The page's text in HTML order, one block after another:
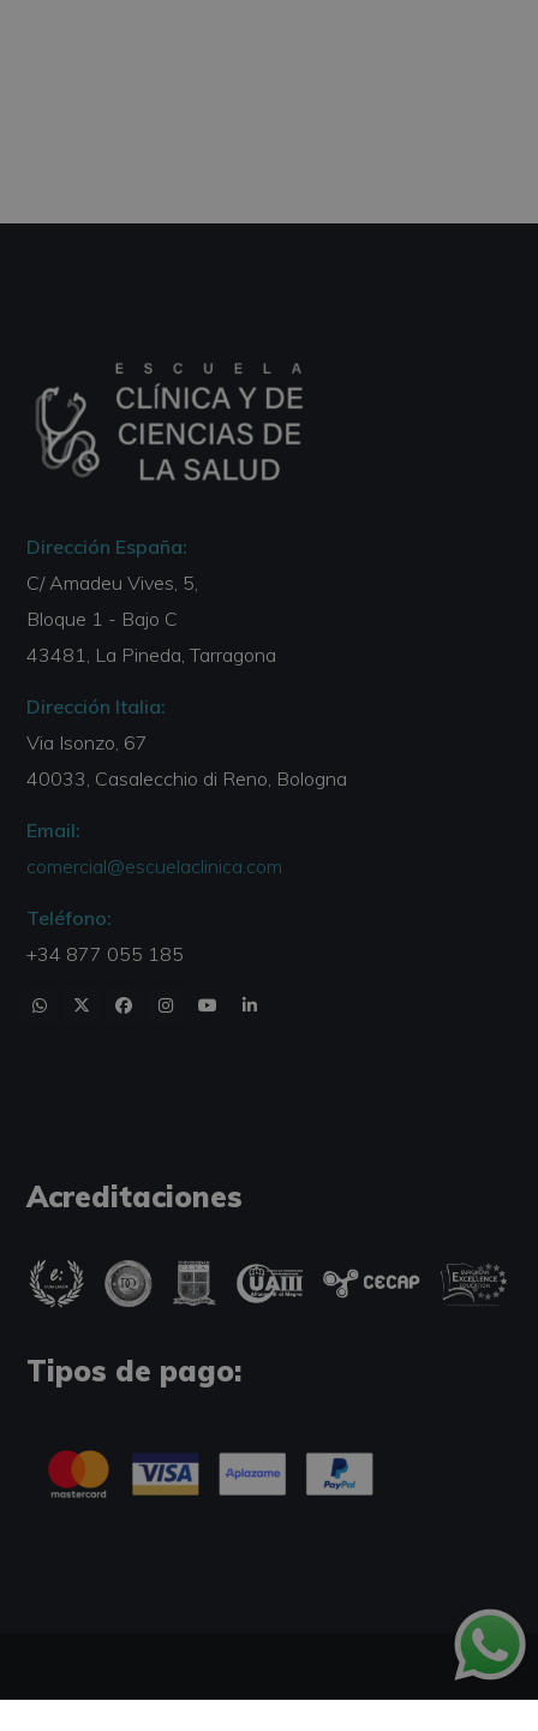
Dirección España:
C/ Amadeu Vives, 5,
Bloque 1 - Bajo C
43481, La Pineda, Tarragona
Dirección Italia:
Via Isonzo, 67
40033, Casalecchio di Reno, Bologna
Email:
comercial@escuelaclinica.com
Teléfono:
+34 877 055 185
Acreditaciones
Tipos de pago: